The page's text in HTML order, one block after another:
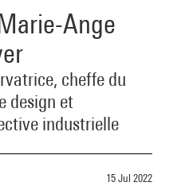
Ange
cheffe du
design et
industrielle
15 Jul 2022